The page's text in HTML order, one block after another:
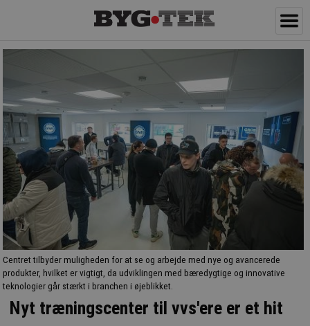
Centret tilbyder muligheden for at se og arbejde med nye og avancerede
produkter, hvilket er vigtigt, da udviklingen med bæredygtige og innovative
teknologier går stærkt i branchen i øjeblikket.
Nyt træningscenter til vvs'ere er et hit